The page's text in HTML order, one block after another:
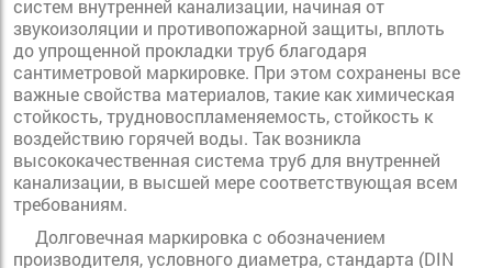
систем внутренней канализации, начиная от
звукоизоляции и противопожарной защиты, вплоть
до упрощенной прокладки труб благодаря
сантиметровой маркировке. При этом сохранены все
важные свойства материалов, такие как химическая
стойкость, трудновоспламеняемость, стойкость к
воздействию горячей воды. Так возникла
высококачественная система труб для внутренней
канализации, в высшей мере соответствующая всем
требованиям.
Долговечная маркировка с обозначением
производителя, условного диаметра, стандарта (DIN